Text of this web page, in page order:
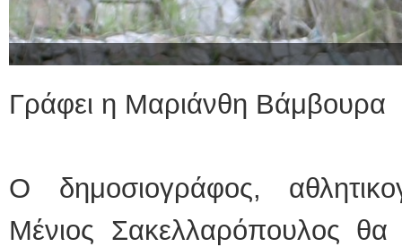
Γράφει η Μαριάνθη Βάμβουρα
Ο δημοσιογράφος,
Μένιος Σακελλαρόπουλος